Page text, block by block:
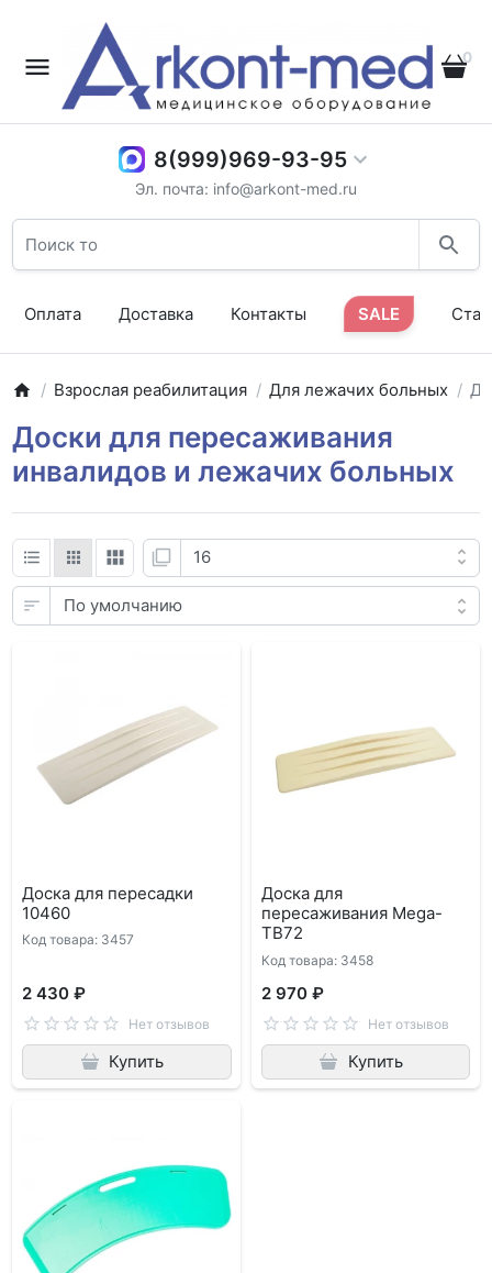
0
8(999)969-93-95
Эл. почта: info@arkont-med.ru
Оплата Доставка Контакты SALE
Взрослая реабилитация Для лежачих больных
Доски для пересаживания
инвалидов и лежачих больных
Доска для пересадки
10460
Код товара: 3457
2 430 ₽
Нет отзывов
Купить
Доска для
пересаживания Mega-
TB72
Код товара: 3458
2 970 ₽
Нет отзывов
Купить